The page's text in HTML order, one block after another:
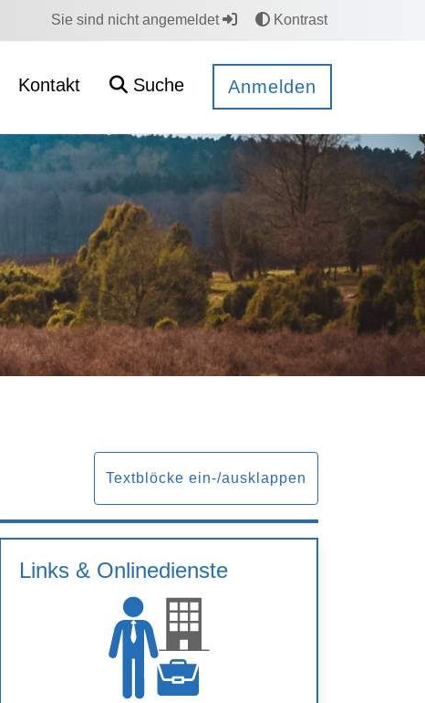
Sie sind nicht angemeldet Kontrast
Kontakt Suche Anmelden
Textblöcke ein-/ausklappen
Links & Onlinedienste